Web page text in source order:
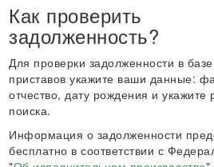
Как проверить
задолженность?
Для проверки задолженности в
приставов укажите ваши данные:
отчество, дату рождения и укажите
поиска.
Информация о задолженности
бесплатно в соответствии с